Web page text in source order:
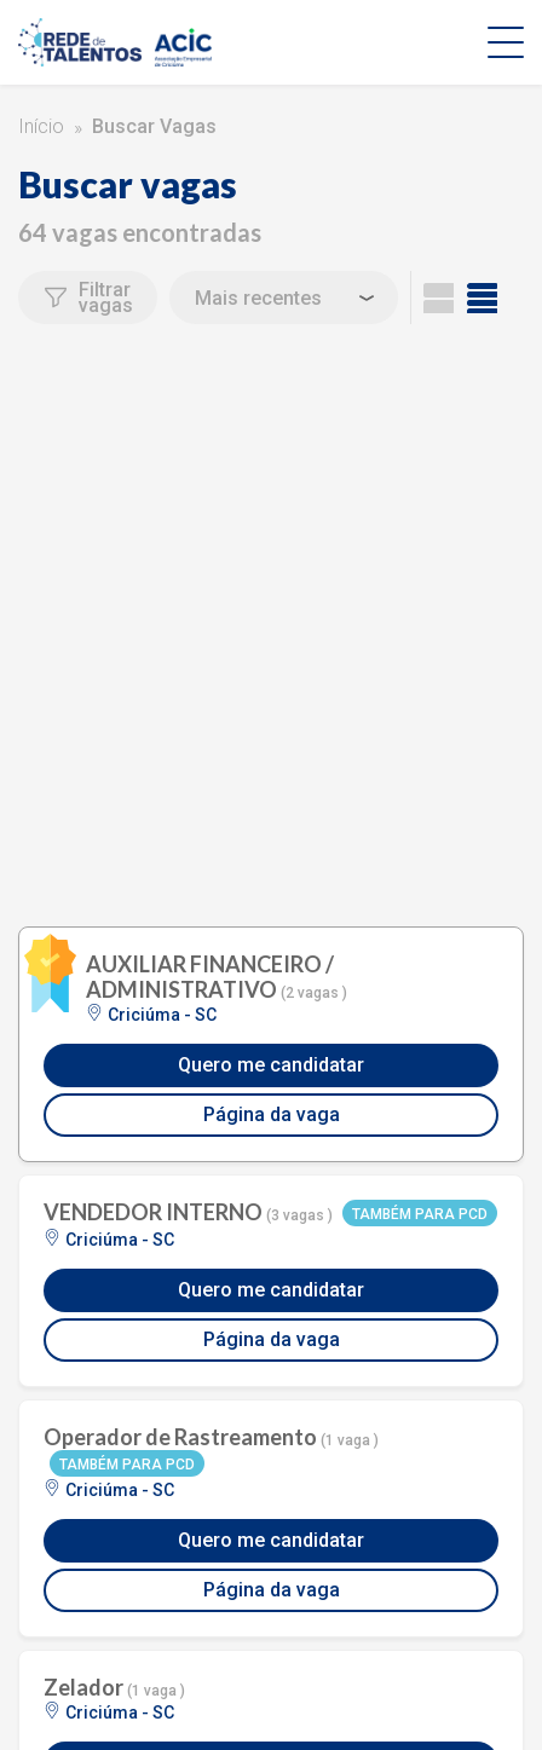
Início Buscar Vagas
Buscar vagas
64 vagas encontradas
Filtrar
vagas
AUXILIAR FINANCEIRO /
ADMINISTRATIVO (2 vagas )
Criciúma - SC
Página da vaga
Quero me candidatar
VENDEDOR INTERNO (3 vagas ) TAMBÉM PARA PCD
Criciúma - SC
Página da vaga
Quero me candidatar
Operador de Rastreamento (1 vaga )
TAMBÉM PARA PCD
Criciúma - SC
Página da vaga
Quero me candidatar
Zelador (1 vaga )
Criciúma - SC